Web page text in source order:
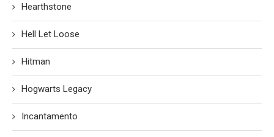
Hearthstone
Hell Let Loose
Hitman
Hogwarts Legacy
Incantamento